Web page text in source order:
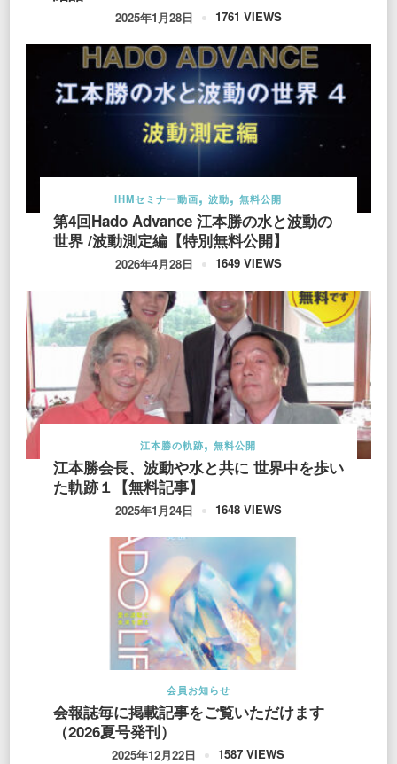
2025年1月28日 1761 VIEWS
IHMセミナー動画 波動 無料公開
第4回Hado Advance 江本勝の水と波動の
世界 /波動測定編【特別無料公開】
2026年4月28日 1649 VIEWS
江本勝の軌跡 無料公開
江本勝会長、波動や水と共に 世界中を歩い
た軌跡１【無料記事】
2025年1月24日 1648 VIEWS
会員お知らせ
会報誌毎に掲載記事をご覧いただけます
（2026夏号発刊）
2025年12月22日 1587 VIEWS